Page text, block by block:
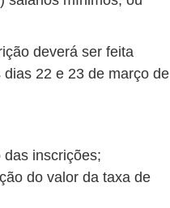
deverá ser feita
22 e 23 de março de
inscrições;
do valor da taxa de